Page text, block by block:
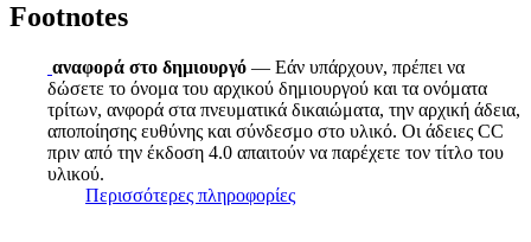
Footnotes
αναφορά στο δημιουργό — Εάν υπάρχουν, πρέπει να
δώσετε το όνομα του αρχικού δημιουργού και τα ονόματα
τρίτων, ανφορά στα πνευματικά δικαιώματα, την αρχική άδεια,
αποποίησης ευθύνης και σύνδεσμο στο υλικό. Οι άδειες CC
πριν από την έκδοση 4.0 απαιτούν να παρέχετε τον τίτλο του
υλικού.
Περισσότερες πληροφορίες